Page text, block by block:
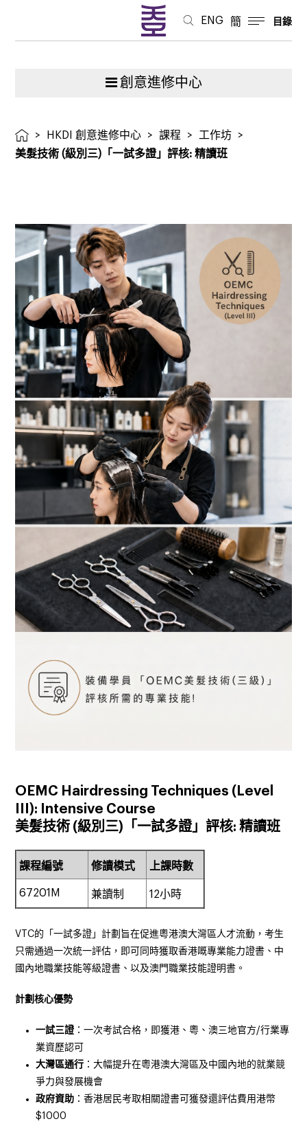
ENG 簡 目錄
班
創意進修中心
> HKDI 創意進修中心 > 課程 > 工作坊
>
美髮技術 (級別三)「一試多證」評核: 精讀班
OEMC Hairdressing Techniques (Level
III): Intensive Course
美髮技術 (級別三) 「一試多證」評核:精讀班
課程編號 修讀模式 上課時數
67201M 兼讀制 12小時
VTC的「一試多證」計劃旨在促進粵港澳大灣區人才流動，考生
只需通過一次統一評估，即可同時獲取香港嘅專業能力證書、中
國內地職業技能等級證書、以及澳門職業技能證明書。
計劃核心優勢
一試三證：一次考試合格，即獲港、粵、澳三地官方/行業專
業資歷認可
大灣區通行 ：大幅提升在粵港澳大灣區及中國內地的就業競
爭力與發展機會
政府資助 ：香港居民考取相關證書可獲發還評估費用港幣
$1000